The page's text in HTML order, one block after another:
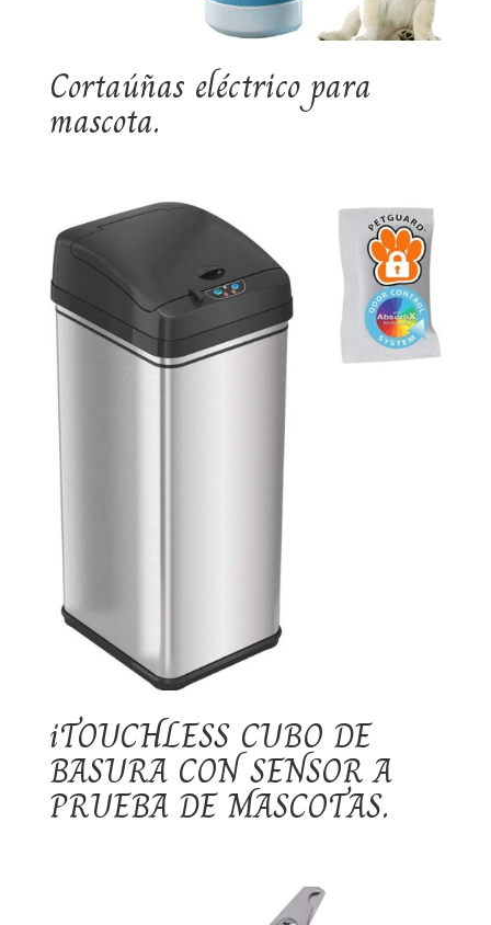
Cortaúñas eléctrico para
mascota.
iTOUCHLESS CUBO DE
BASURA CON SENSOR A
PRUEBA DE MASCOTAS.